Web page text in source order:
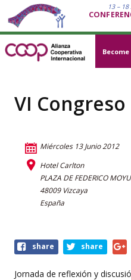
13 –
VI
Miércoles 13 Junio 2012
Hotel Carlton
PLAZA DE FEDERICO
48009 Vizcaya
España
Share
event
share share
Jornada de reflexión y